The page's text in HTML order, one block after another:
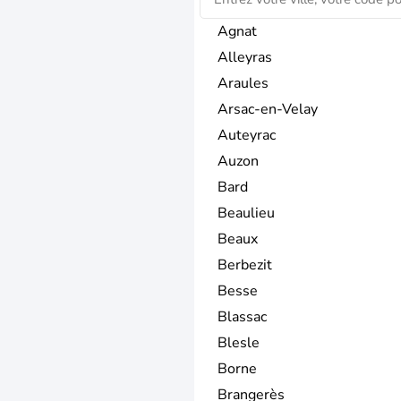
Agnat
Alleyras
Araules
Arsac-en-Velay
Auteyrac
Auzon
Bard
Beaulieu
Beaux
Berbezit
Besse
Blassac
Blesle
Borne
Brangerès